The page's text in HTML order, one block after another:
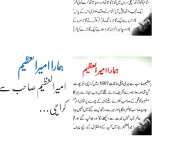
ہمارا امیرالعظیم
کراچی…